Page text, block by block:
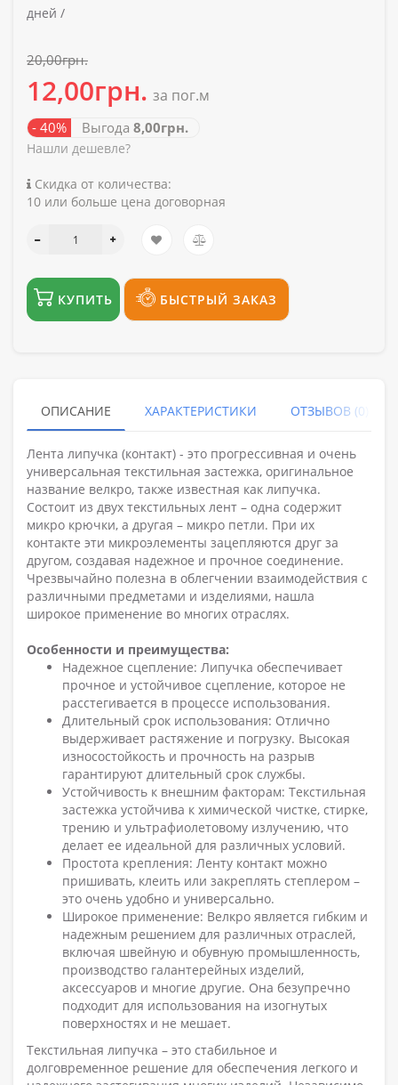
дней /
20,00грн.
12,00грн. за пог.м
- 40% Выгода 8,00грн.
Нашли дешевле?
Скидка от количества:
10 или больше цена договорная
КУПИТЬ БЫСТРЫЙ ЗАКАЗ
ОПИСАНИЕ ХАРАКТЕРИСТИКИ ОТЗЫВОВ (0)
Лента липучка (контакт) - это прогрессивная и очень
универсальная текстильная застежка, оригинальное
название велкро, также известная как липучка.
Состоит из двух текстильных лент – одна содержит
микро крючки, а другая – микро петли. При их
контакте эти микроэлементы зацепляются друг за
другом, создавая надежное и прочное соединение.
Чрезвычайно полезна в облегчении взаимодействия с
различными предметами и изделиями, нашла
широкое применение во многих отраслях.
Особенности и преимущества:
Надежное сцепление: Липучка обеспечивает
прочное и устойчивое сцепление, которое не
расстегивается в процессе использования.
Длительный срок использования: Отлично
выдерживает растяжение и погрузку. Высокая
износостойкость и прочность на разрыв
гарантируют длительный срок службы.
Устойчивость к внешним факторам: Текстильная
застежка устойчива к химической чистке, стирке,
трению и ультрафиолетовому излучению, что
делает ее идеальной для различных условий.
Простота крепления: Ленту контакт можно
пришивать, клеить или закреплять степлером –
это очень удобно и универсально.
Широкое применение: Велкро является гибким и
надежным решением для различных отраслей,
включая швейную и обувную промышленность,
производство галантерейных изделий,
аксессуаров и многие другие. Она безупречно
подходит для использования на изогнутых
поверхностях и не мешает.
Текстильная липучка – это стабильное и
долговременное решение для обеспечения легкого и